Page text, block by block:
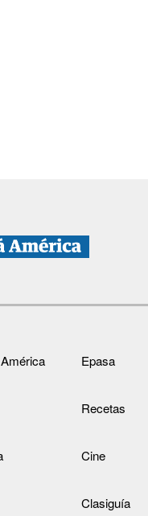
Epasa
Recetas
Cine
Clasiguía